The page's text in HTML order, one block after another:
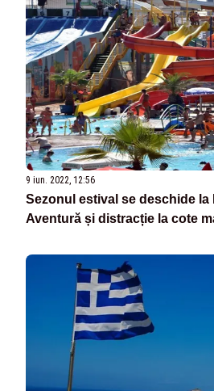
9 iun. 2022, 12:56
Sezonul estival se deschide la
Aventură și distracție la cote